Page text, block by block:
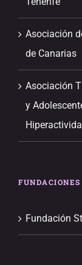
Asociación
de Canarias
Asociación
y
FUNDACIONES
Fundación